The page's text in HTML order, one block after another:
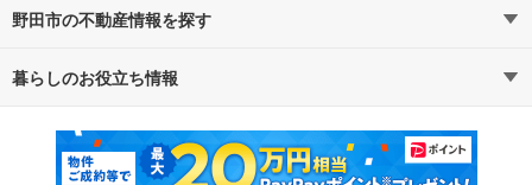
路線・駅から探す
通勤・通学時間から探す
野田市の不動産情報を探す
不動産・住宅
新築マンション 中古マンション
暮らしのお役立ち情報
マンションカタログ 教えて！住まいの先生